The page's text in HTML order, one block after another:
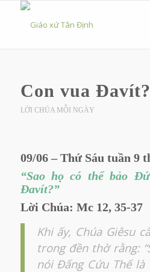
Con vua Ðavít?
LỜI CHÚA MỖI NGÀY
09/06 – Thứ Sáu tuần 9
“Sao họ có thể bảo
Ðavít?”
Lời Chúa: Mc 12, 35-37
Khi ấy, Chúa Giêsu
trong đền thờ rằng:
nói Ðấng Cứu Thế là